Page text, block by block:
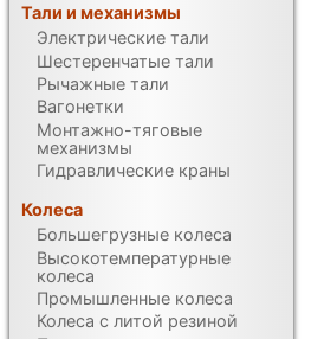
Тали и механизмы
Электрические тали
Шестеренчатые тали
Рычажные тали
Вагонетки
Монтажно-тяговые
механизмы
Гидравлические краны
Колеса
Большегрузные колеса
Высокотемпературные
колеса
Промышленные колеса
Колеса с литой резиной